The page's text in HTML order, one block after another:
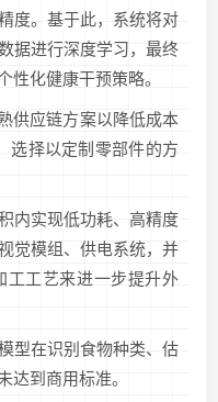
度。基于此，系统将对
据进行深度学习，最终
性化健康干预策略。
供应链方案以降低成本
选择以定制零部件的方
内实现低功耗、高精度
觉模组、供电系统，并
工工艺来进一步提升外
型在识别食物种类、估
达到商用标准。